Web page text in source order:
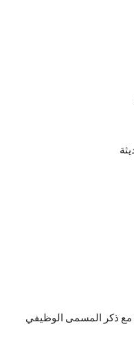
يرجى إرسال السيرة الذاتية بصيغة PDF مع ذكر المسمى الوظيفي